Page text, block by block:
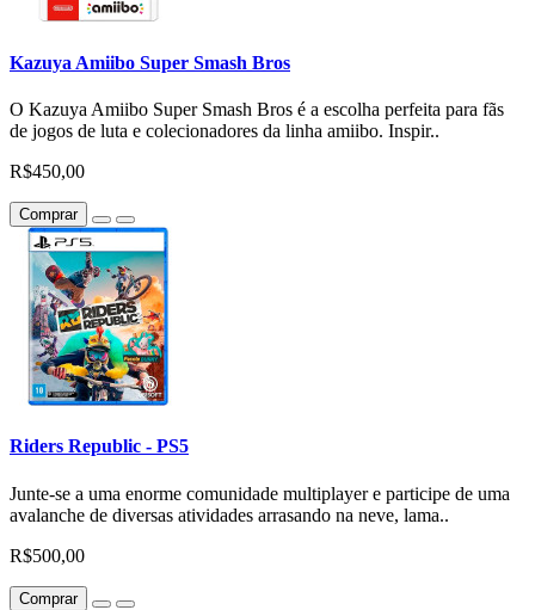
Kazuya Amiibo Super Smash Bros
O Kazuya Amiibo Super Smash Bros é a escolha perfeita para fãs
de jogos de luta e colecionadores da linha amiibo. Inspir..
R$450,00
Comprar
Riders Republic - PS5
Junte-se a uma enorme comunidade multiplayer e participe de uma
avalanche de diversas atividades arrasando na neve, lama..
R$500,00
Comprar